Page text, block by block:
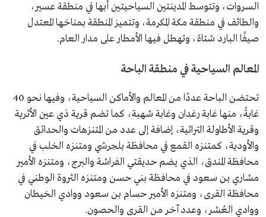
السروات، وتتوسط المدينتين السياحيتين أبها في منطقة عسير،
والطائف في منطقة مكة المكرمة، وتتميز المنطقة بمناخها المعتدل
صيفًا البارد شتاءً، وتهطل فيها الأمطار على مدار العام.
المعالم السياحية في منطقة الباحة
تحتضن الباحة عددًا من المعالم والأماكن السياحية، وفيها نحو 40
غابةً، منها غابة رغدان وغابة شهبة، كما تضم قرية ذي عين الأثرية
وقرية الأطاولة التراثية، إضافة إلى عدد من المتنزهات والحدائق
والأودية، كمتنزه القمع في محافظة بلجرشي ومتنزه الخلب في
محافظة المندق، الذي يضم حديقتي الفراشة والبرج، ومتنزه الأمير
مشاري بن سعود في محافظة بني حسن ومتنزه الثروة الوطني في
محافظة القرى، ومتنزه الأمير حسام بن سعود ووادي الخيطان
ووادي العُشر، وعدد آخر من القرى والحصون.